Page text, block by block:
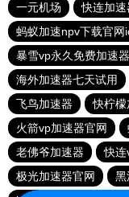
一元机场
快连加
蚂蚁加速npv下载官网
暴雪vp永久免费加速
海外加速器七天试用
飞鸟加速器
快柠檬
火箭vp加速器官网
老佛爷加速器
快连
极光加速器官网
黑